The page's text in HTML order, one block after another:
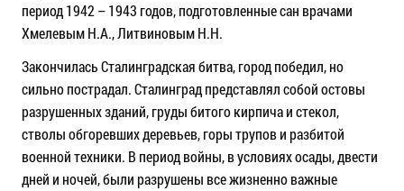
период 1942 – 1943 годов, подготовленные сан врачами
Хмелевым Н.А., Литвиновым Н.Н.
Закончилась Сталинградская битва, город победил, но
сильно пострадал. Сталинград представлял собой остовы
разрушенных зданий, груды битого кирпича и стекол,
стволы обгоревших деревьев, горы трупов и разбитой
военной техники. В период войны, в условиях осады, двести
дней и ночей, были разрушены все жизненно важные